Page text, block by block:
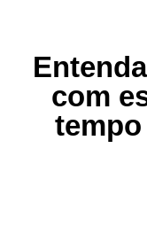
com